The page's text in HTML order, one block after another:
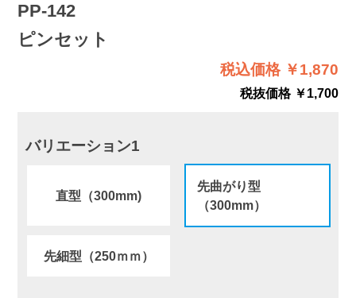
PP-142
ピンセット
税込価格 ￥1,870
税抜価格 ￥1,700
バリエーション1
直型（300mm)
先曲がり型
（300mm）
先細型（250ｍｍ）